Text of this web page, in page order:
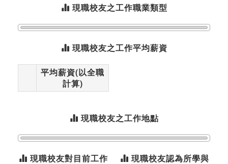
現職校友之工作職業類型
現職校友之工作平均薪資
平均薪資(以全職
計算)
現職校友之工作地點
現職校友對目前工作 現職校友認為所學與